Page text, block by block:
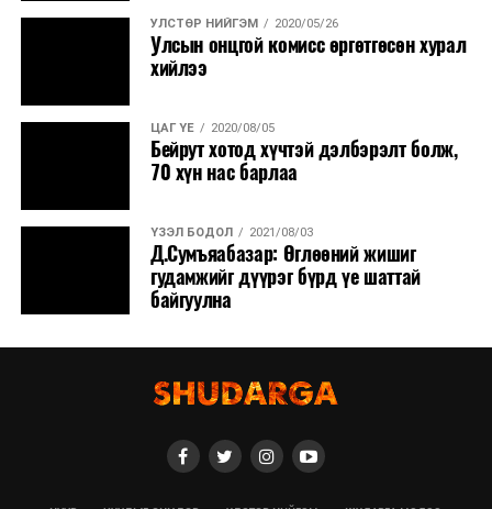
УЛСТӨР НИЙГЭМ 2020/05/26
Улсын онцгой комисс өргөтгөсөн хурал
хийлээ
ЦАГ ҮЕ 2020/08/05
Бейрут хотод хүчтэй дэлбэрэлт болж,
70 хүн нас барлаа
ҮЗЭЛ БОДОЛ 2021/08/03
Д.Сумъяабазар: Өглөөний жишиг
гудамжийг дүүрэг бүрд үе шаттай
байгуулна